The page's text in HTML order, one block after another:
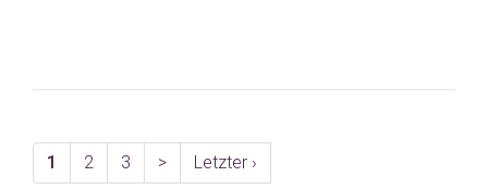
1 2 3 > Letzter ›